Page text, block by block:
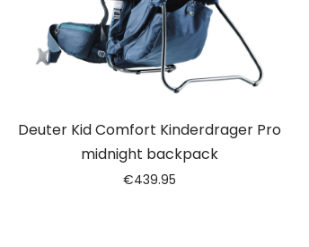
Deuter Kid Comfort Kinderdrager Pro
midnight backpack
€439.95